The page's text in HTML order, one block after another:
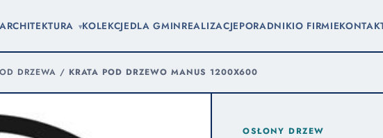
▾KOLEKCJEDLA GMINREALIZACJEPORADNIKIO FIRMIE
DRZEWA / KRATA POD DRZEWO MANUS 1200X600
OSŁONY DRZEW